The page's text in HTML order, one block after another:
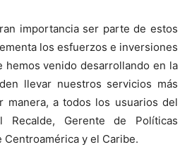
importancia ser parte de estos
los esfuerzos e inversiones
hemos venido desarrollando en la
llevar nuestros servicios más
manera, a todos los usuarios del
Recalde, Gerente de Políticas
Centroamérica y el Caribe.